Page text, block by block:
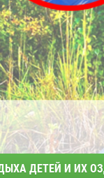
ДЕТЕЙ И ИХ